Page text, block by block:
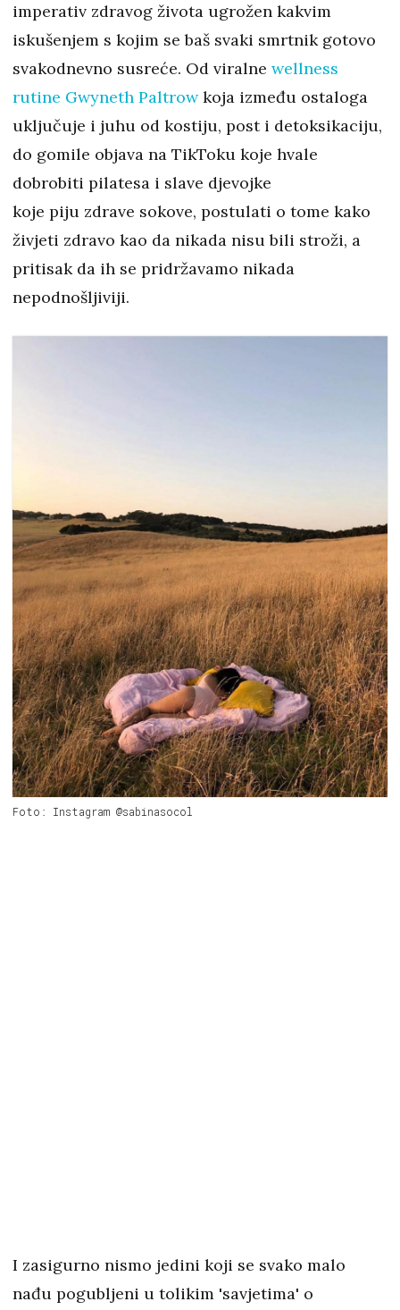
imperativ zdravog života ugrožen kakvim
iskušenjem s kojim se baš svaki smrtnik gotovo
svakodnevno susreće. Od viralne wellness
rutine Gwyneth Paltrowkoja između ostaloga
uključuje i juhu od kostiju, post i detoksikaciju,
do gomile objava na TikToku koje hvale
dobrobiti pilatesa i slave djevojke
koje piju zdrave sokove, postulati o tome kako
živjeti zdravo kao da nikada nisu bili stroži, a
pritisak da ih se pridržavamo nikada
nepodnošljiviji.
Foto: Instagram @sabinasocol
I zasigurno nismo jedini koji se svako malo
nađu pogubljeni u tolikim 'savjetima' o